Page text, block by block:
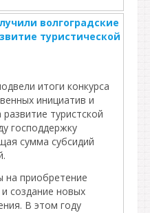
волгоградские
туристической
итоги конкурса
инициатив и
туристской
господдержку
сумма субсидий
на приобретение
создание новых
В этом году